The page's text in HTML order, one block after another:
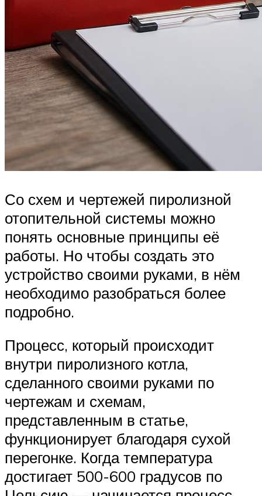
Со схем и чертежей пиролизной
отопительной системы можно
понять основные принципы её
работы. Но чтобы создать это
устройство своими руками, в нём
необходимо разобраться более
подробно.
Процесс, который происходит
внутри пиролизного котла,
сделанного своими руками по
чертежам и схемам,
представленным в статье,
функционирует благодаря сухой
перегонке. Когда температура
достигает 500-600 градусов по